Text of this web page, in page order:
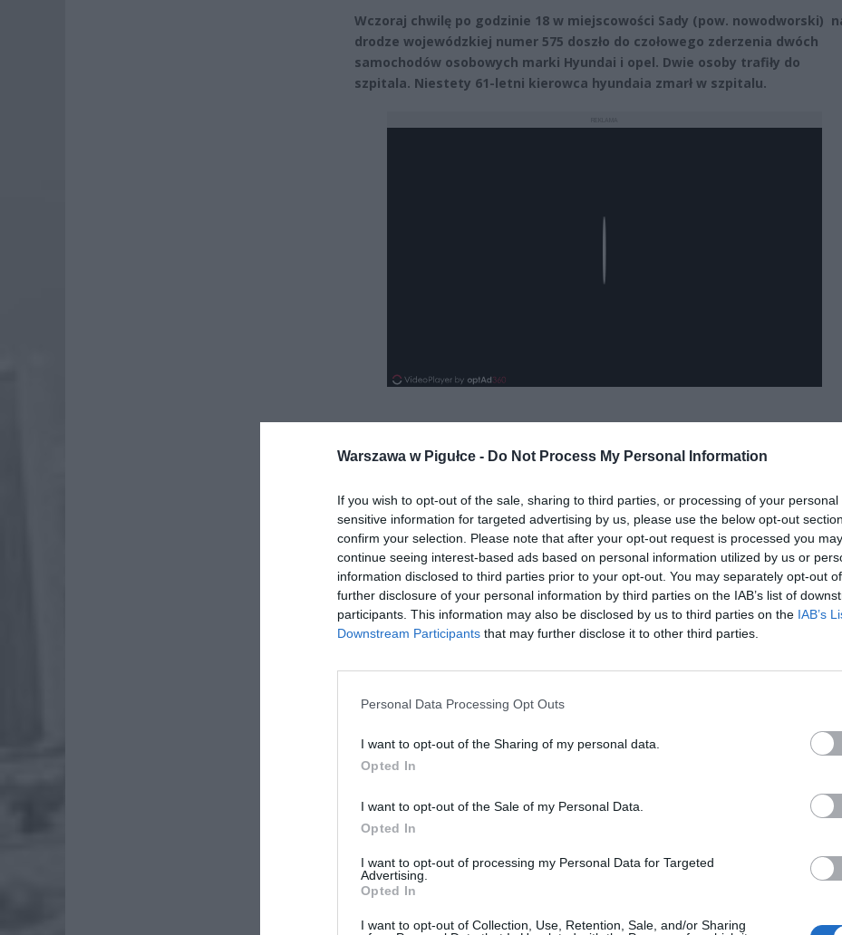
Warszawa w Pigułce - Do Not Process My Personal Information
If you wish to opt-out of the sale, sharing to third parties, or processing of your personal
sensitive information for targeted advertising by us, please use the below opt-out
confirm your selection. Please note that after your opt-out request is processed you may
continue seeing interest-based ads based on personal information utilized by us or
information disclosed to third parties prior to your opt-out. You may separately opt-out
further disclosure of your personal information by third parties on the IAB’s list of
participants. This information may also be disclosed by us to third parties on the IAB’s
Downstream Participants that may further disclose it to other third parties.
Personal Data Processing Opt Outs
I want to opt-out of the Sharing of my personal data.
Opted In
I want to opt-out of the Sale of my Personal Data.
Opted In
I want to opt-out of processing my Personal Data for Targeted
Advertising.
Opted In
I want to opt-out of Collection, Use, Retention, Sale, and/or Sharing
Wczoraj chwilę po godzinie 18 w miejscowości Sady (pow. nowodworski)
drodze wojewódzkiej numer 575 doszło do czołowego zderzenia dwóch
samochodów osobowych marki Hyundai i opel. Dwie osoby trafiły do
szpitala. Niestety 61-letni kierowca hyundaia zmarł w szpitalu.
ad
Dodaj